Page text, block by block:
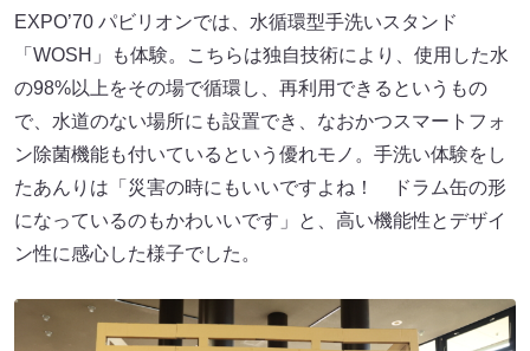
EXPO’70 パビリオンでは、水循環型手洗いスタンド
「WOSH」も体験。こちらは独自技術により、使用した水
の98%以上をその場で循環し、再利用できるというもの
で、水道のない場所にも設置でき、なおかつスマートフォ
ン除菌機能も付いているという優れモノ。手洗い体験をし
たあんりは「災害の時にもいいですよね！ ドラム缶の形
になっているのもかわいいです」と、高い機能性とデザイ
ン性に感心した様子でした。